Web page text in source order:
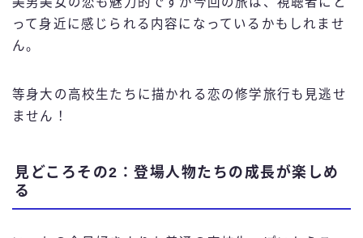
って身近に感じられる内容になっているかもしれませ
ん。
等身大の高校生たちに描かれる恋の修学旅行も見逃せ
ません！
見どころその2：登場人物たちの成長が楽しめ
る